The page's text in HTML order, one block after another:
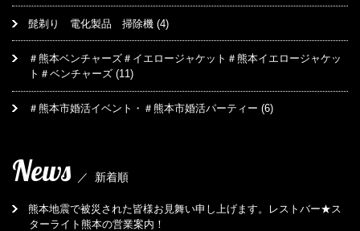
髭剃り 電化製品 掃除機 (4)
＃熊本ベンチャーズ＃イエロージャケット＃熊本イエロージャケッ
ト＃ベンチャーズ (11)
＃熊本市婚活イベント・＃熊本市婚活パーティー (6)
News ／ 新着順
熊本地震で被災された皆様お見舞い申し上げます。レストバー★ス
ターライト熊本の営業案内！